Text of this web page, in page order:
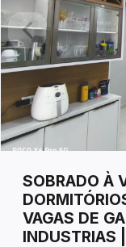
SOBRADO À
VAGAS DE
INDUSTRIAS